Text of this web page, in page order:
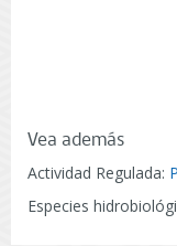
Vea además
Actividad Regulada:
Especies